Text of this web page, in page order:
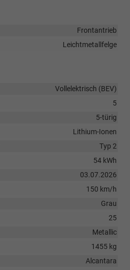
Frontantrieb
Leichtmetallfelge
Vollelektrisch (BEV)
5
5-türig
Lithium-Ionen
Typ 2
54 kWh
03.07.2026
150 km/h
Grau
25
Metallic
1455 kg
Alcantara